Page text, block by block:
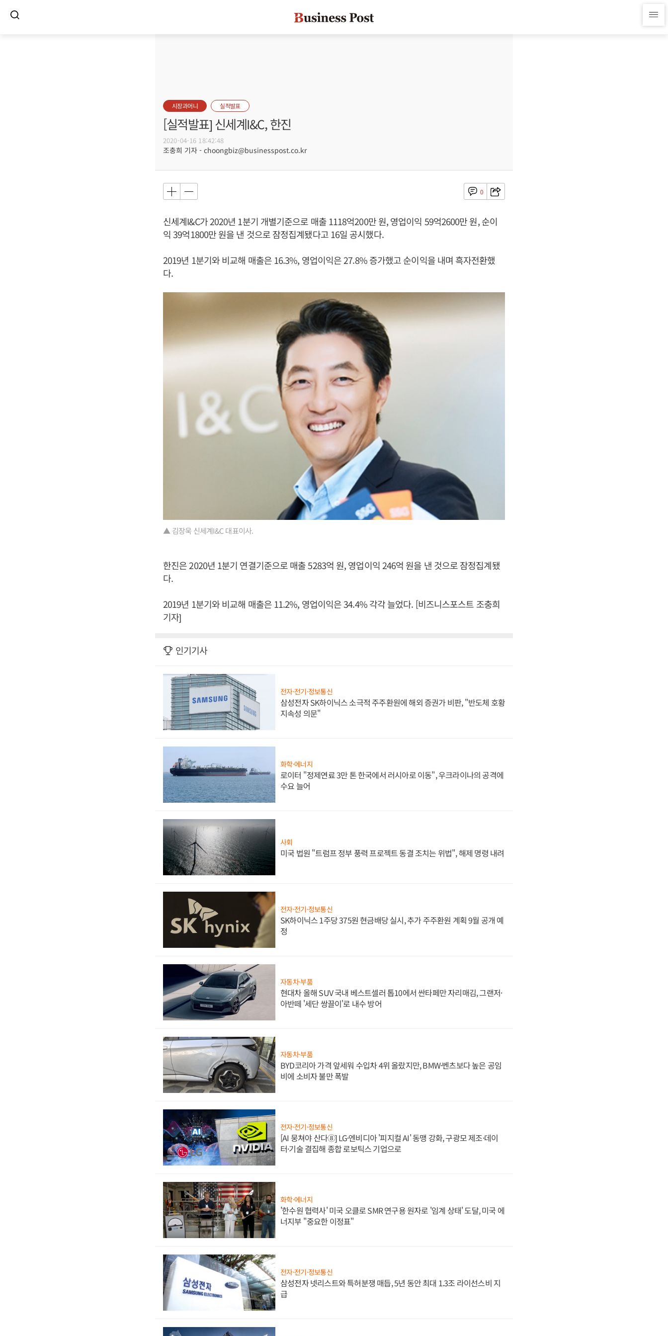
시장과머니 실적발표
[실적발표] 신세계I&C, 한진
2020-04-16 18:42:48
조충희 기자 - choongbiz@businesspost.co.kr
0
신세계I&C가 2020년 1분기 개별기준으로 매출 1118억200만 원, 영업이익 59억2600만 원, 순이
익 39억1800만 원을 낸 것으로 잠정집계됐다고 16일 공시했다.
2019년 1분기와 비교해 매출은 16.3%, 영업이익은 27.8% 증가했고 순이익을 내며 흑자전환했
다.
▲ 김장욱 신세계I&C 대표이사.
한진은 2020년 1분기 연결기준으로 매출 5283억 원, 영업이익 246억 원을 낸 것으로 잠정집계됐
다.
2019년 1분기와 비교해 매출은 11.2%, 영업이익은 34.4% 각각 늘었다. [비즈니스포스트 조충희
기자]
인기기사
전자·전기·정보통신
삼성전자 SK하이닉스 소극적 주주환원에 해외 증권가 비판, "반도체 호황
지속성 의문"
화학·에너지
로이터 "정제연료 3만 톤 한국에서 러시아로 이동", 우크라이나의 공격에
수요 늘어
사회
미국 법원 "트럼프 정부 풍력 프로젝트 동결 조치는 위법", 해제 명령 내려
전자·전기·정보통신
SK하이닉스 1주당 375원 현금배당 실시, 추가 주주환원 계획 9월 공개 예
정
자동차·부품
현대차 올해 SUV 국내 베스트셀러 톱10에서 싼타페만 자리매김, 그랜저·
아반떼 '세단 쌍끌이'로 내수 방어
자동차·부품
BYD코리아 가격 앞세워 수입차 4위 올랐지만, BMW·벤츠보다 높은 공임
비에 소비자 불만 폭발
전자·전기·정보통신
[AI 뭉쳐야 산다⑧] LG·엔비디아 '피지컬 AI' 동맹 강화, 구광모 제조·데이
터·기술 결집해 종합 로보틱스 기업으로
화학·에너지
'한수원 협력사' 미국 오클로 SMR 연구용 원자로 '임계 상태' 도달, 미국 에
너지부 "중요한 이정표"
전자·전기·정보통신
삼성전자 넷리스트와 특허분쟁 매듭, 5년 동안 최대 1.3조 라이선스비 지
급